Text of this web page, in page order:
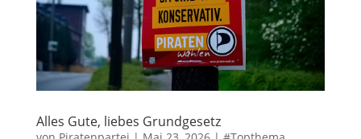
Alles Gute, liebes Grundgesetz